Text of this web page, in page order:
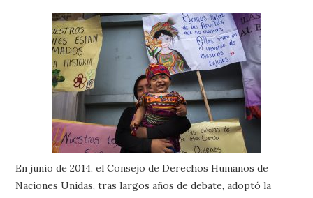
En junio de 2014, el Consejo de Derechos Humanos de
Naciones Unidas, tras largos años de debate, adoptó la